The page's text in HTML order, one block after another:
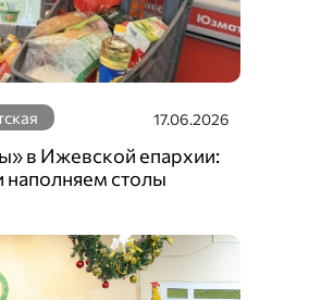
17.06.2026
в Ижевской епархии:
столы